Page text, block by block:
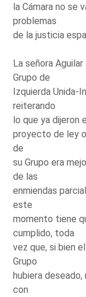
la Cámara no se
problemas
de la justicia
La señora
Grupo de
Izquierda Unida-
reiterando
lo que ya dijeron
proyecto de ley
de
su Grupo era
de las
enmiendas
este
momento tiene
cumplido, toda
vez que, si bien
Grupo
hubiera
con